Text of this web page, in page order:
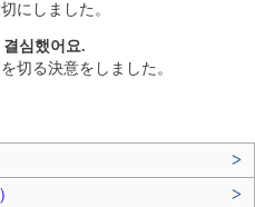
にしました。
심했어요.
切る決意をしました。
>
>